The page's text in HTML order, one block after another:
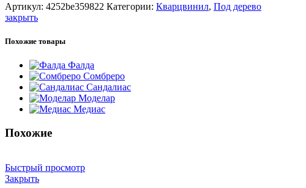
Артикул: 4252be359822 Категории: Кварцвинил, Под дерево
закрыть
Похожие товары
Фалда
Сомбреро
Сандалиас
Моделар
Медиас
Похожие
Быстрый просмотр
Закрыть